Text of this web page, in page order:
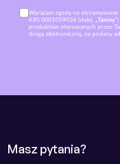
Wyrażam zgodę na otrzymywanie
KRS 0001059034 (dalej: „Taniey
produktów oferowanych przez
drogą elektroniczną, na podany
Masz pytania?